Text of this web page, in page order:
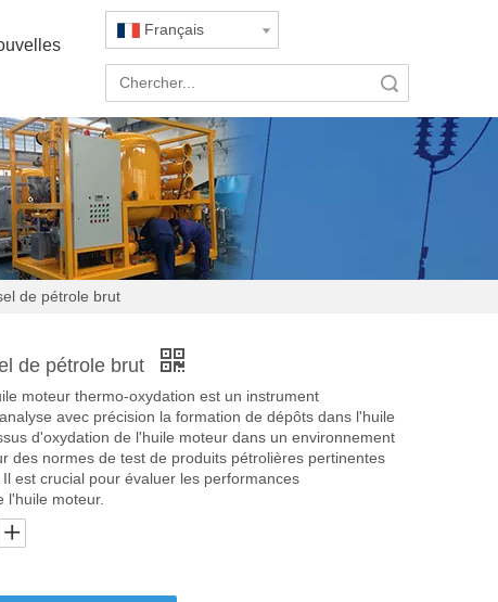
Français
de pétrole brut
de pétrole brut
moteur thermo-oxydation est un instrument
avec précision la formation de dépôts dans l'huile
d'oxydation de l'huile moteur dans un environnement
des normes de test de produits pétrolières pertinentes
est crucial pour évaluer les performances
l'huile moteur.